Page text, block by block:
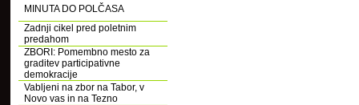
MINUTA DO POLČASA
Zadnji cikel pred poletnim
predahom
ZBORI: Pomembno mesto za
graditev participativne
demokracije
Vabljeni na zbor na Tabor, v
Novo vas in na Tezno